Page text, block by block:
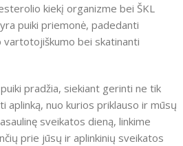
kiekį organizme bei ŠKL
puiki priemonė, padedanti
bei skatinanti
pradžia, siekiant gerinti ne tik
aplinką, nuo kurios priklauso ir mūsų
sveikatos dieną, linkime
prie jūsų ir aplinkinių sveikatos